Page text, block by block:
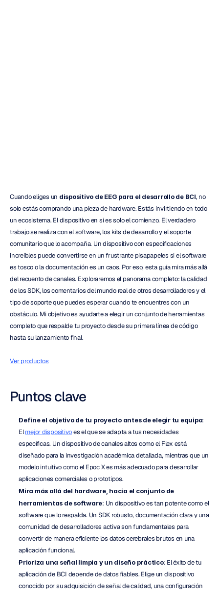
Cuando eliges un dispositivo de EEG para el desarrollo de BCI, no
solo estás comprando una pieza de hardware. Estás invirtiendo en todo
un ecosistema. El dispositivo en sí es solo el comienzo. El verdadero
trabajo se realiza con el software, los kits de desarrollo y el soporte
comunitario que lo acompaña. Un dispositivo con especificaciones
increíbles puede convertirse en un frustrante pisapapeles si el software
es tosco o la documentación es un caos. Por eso, esta guía mira más allá
del recuento de canales. Exploraremos el panorama completo: la calidad
de los SDK, los comentarios del mundo real de otros desarrolladores y el
tipo de soporte que puedes esperar cuando te encuentres con un
obstáculo. Mi objetivo es ayudarte a elegir un conjunto de herramientas
completo que respalde tu proyecto desde su primera línea de código
hasta su lanzamiento final.
Ver productos
Puntos clave
Define el objetivo de tu proyecto antes de elegir tu equipo:
El mejor dispositivo es el que se adapta a tus necesidades
específicas. Un dispositivo de canales altos como el Flex está
diseñado para la investigación académica detallada, mientras que un
modelo intuitivo como el Epoc X es más adecuado para desarrollar
aplicaciones comerciales o prototipos.
Mira más allá del hardware, hacia el conjunto de
herramientas de software: Un dispositivo es tan potente como el
software que lo respalda. Un SDK robusto, documentación clara y una
comunidad de desarrolladores activa son fundamentales para
convertir de manera eficiente los datos cerebrales brutos en una
aplicación funcional.
Prioriza una señal limpia y un diseño práctico: El éxito de tu
aplicación de BCI depende de datos fiables. Elige un dispositivo
conocido por su adquisición de señal de calidad, una configuración